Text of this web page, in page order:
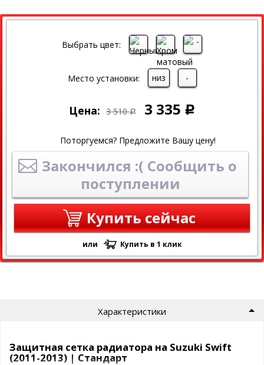
СКИДКА
Выбрать цвет:
Место установки: низ -
Цена: 3 510 Р 3 335 Р
Поторгуемся? Предложите Вашу цену!
Закончился :( Сообщить о
поступлении
Купить сейчас
или Купить в 1 клик
Характеристики
Защитная сетка радиатора на Suzuki Swift
(2011-2013) | Стандарт